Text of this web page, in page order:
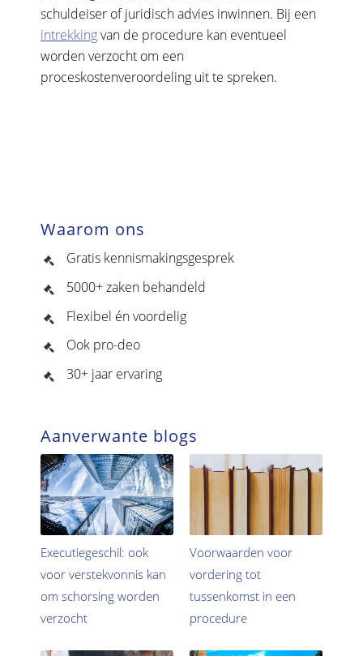
schuldeiser of juridisch advies inwinnen. Bij een
intrekkingvan de procedure kan eventueel
worden verzocht om een
proceskostenveroordeling uit te spreken.
Waarom ons
Gratis kennismakingsgesprek
5000+ zaken behandeld
Flexibel én voordelig
Ook pro-deo
30+ jaar ervaring
Aanverwante blogs
Executiegeschil: ook
voor verstekvonnis kan
om schorsing worden
verzocht
Voorwaarden voor
vordering tot
tussenkomst in een
procedure